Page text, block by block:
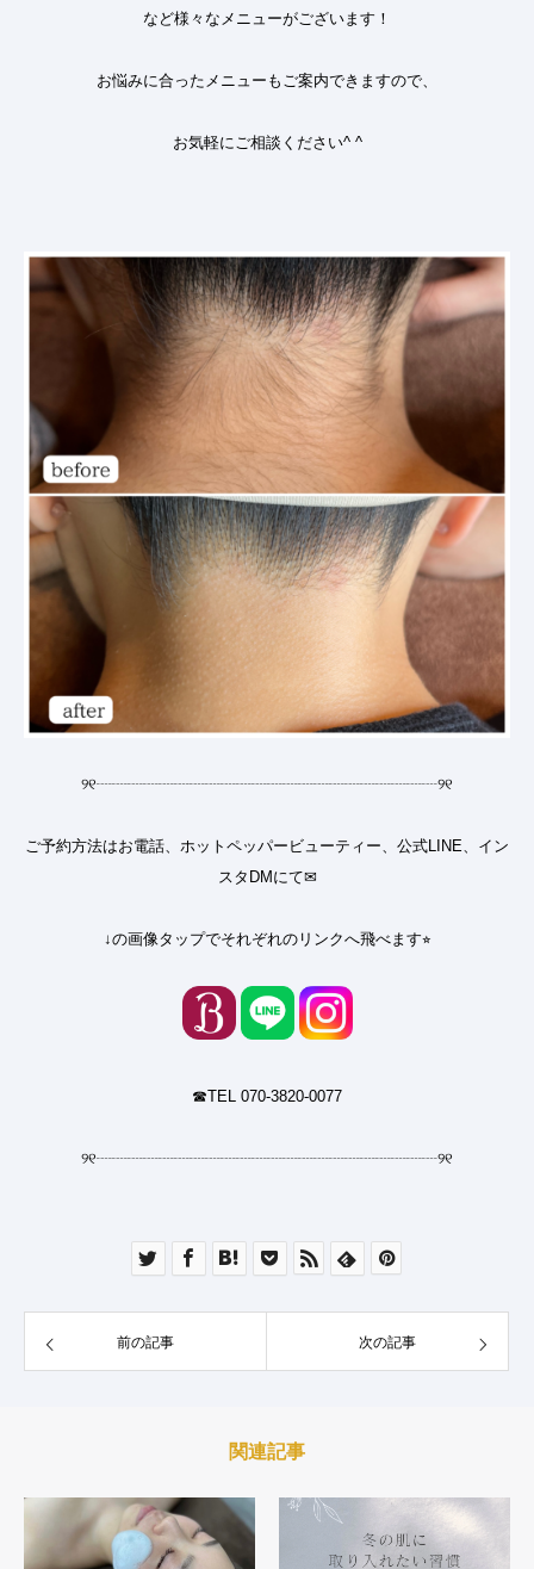
など様々なメニューがございます！
お悩みに合ったメニューもご案内できますので、
お気軽にご相談ください^ ^
୨୧┈┈┈┈┈┈┈┈┈┈┈┈┈┈┈┈┈┈┈┈┈┈୨୧
ご予約方法はお電話、ホットペッパービューティー、公式LINE、イン
スタDMにて✉︎
↓の画像タップでそれぞれのリンクへ飛べます⭐︎
☎︎TEL 070-3820-0077
୨୧┈┈┈┈┈┈┈┈┈┈┈┈┈┈┈┈┈┈┈┈┈┈୨୧
前の記事 次の記事
関連記事